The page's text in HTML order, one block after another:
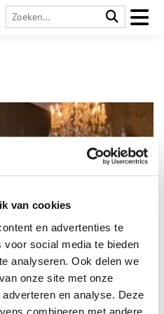
van cookies
en advertenties te
social media te bieden
analyseren. Ook delen we
onze site met onze
en analyse. Deze
combineren met andere
Teyler van der Hulst
Als succesvolle
hij bij zijn overlijden 2 miljoen
een godsvermogen,
80 miljoen euro. In zijn
directeuren aan, die het
besteden. Zo werd onder